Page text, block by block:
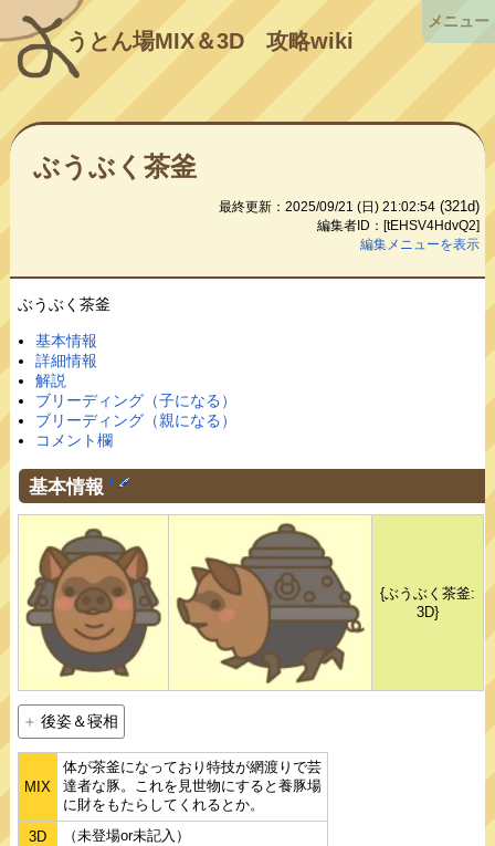
うとん場MIX＆3D攻略wiki
ぶうぶく茶釜
最終更新：2025/09/21 (日) 21:02:54 (321d)
編集者ID：[tEHSV4HdvQ2]
編集メニューを表示
ぶうぶく茶釜
基本情報
詳細情報
解説
ブリーディング（子になる）
ブリーディング（親になる）
コメント欄
基本情報 †
{ぶうぶく茶釜:
3D}
後姿＆寝相
MIX
体が茶釜になっており特技が網渡りで芸
達者な豚。これを見世物にすると養豚場
に財をもたらしてくれるとか。
3D
（未登場or未記入）
メニュー